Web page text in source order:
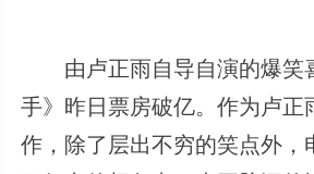
由卢正雨自导自演的爆笑
手》昨日票房破亿。作为卢正
作，除了层出不穷的笑点外，